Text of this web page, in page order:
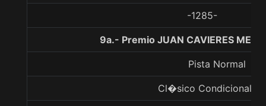
-1285-
9a.- Premio JUAN CAVIERES
Pista Normal
Cl�sico Condicional